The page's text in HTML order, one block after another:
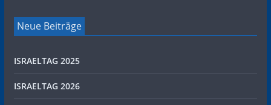
Neue Beiträge
ISRAELTAG 2025
ISRAELTAG 2026